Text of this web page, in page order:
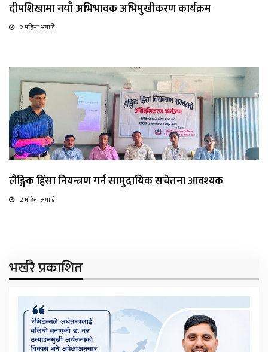
दीपशिखामा नयाँ अभिभावक अभिमुखीकरण कार्यक्रम
2 महिना अगाडि
लैङ्गिक हिंसा नियन्त्रण गर्न सामुदायिक सचेतना आवश्यक
2 महिना अगाडि
भर्खरै प्रकाशित